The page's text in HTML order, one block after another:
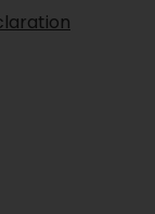
Gruppe ist